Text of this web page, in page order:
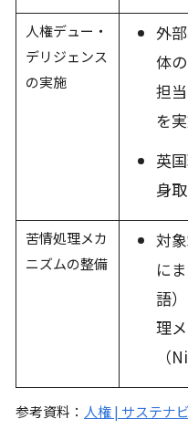
人権デュー・
デリジェンス
の実施
外
体
担
を
英
身
苦情処理メカ
ニズムの整備
対
に
語
理
（
参考資料： 人権 | サステナ